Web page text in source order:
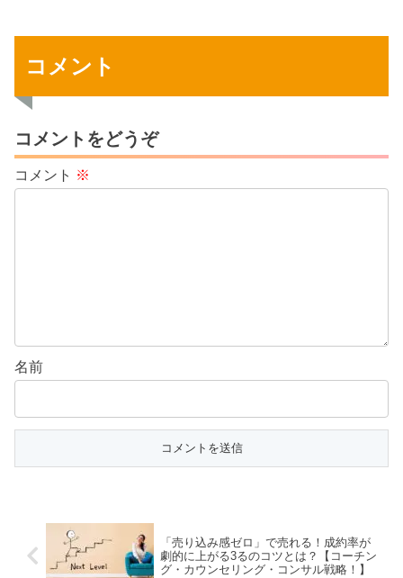
コメント
コメントをどうぞ
コメント ※
名前
「売り込み感ゼロ」で売れる！成約率が
劇的に上がる3るのコツとは？【コーチン
グ・カウンセリング・コンサル戦略！】